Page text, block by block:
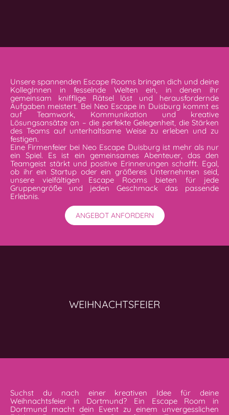
Unsere spannenden Escape Rooms bringen dich und deine
KollegInnen in fesselnde Welten ein, in denen ihr
gemeinsam knifflige Rätsel löst und herausfordernde
Aufgaben meistert. Bei Neo Escape in Duisburg kommt es
auf Teamwork, Kommunikation und kreative
Lösungsansätze an – die perfekte Gelegenheit, die Stärken
des Teams auf unterhaltsame Weise zu erleben und zu
festigen.
Eine Firmenfeier bei Neo Escape Duisburg ist mehr als nur
ein Spiel. Es ist ein gemeinsames Abenteuer, das den
Teamgeist stärkt und positive Erinnerungen schafft. Egal,
ob ihr ein Startup oder ein größeres Unternehmen seid,
unsere vielfältigen Escape Rooms bieten für jede
Gruppengröße und jeden Geschmack das passende
Erlebnis.
ANGEBOT ANFORDERN
WEIHNACHTSFEIER
Suchst du nach einer kreativen Idee für deine
Weihnachtsfeier in Dortmund? Ein Escape Room in
Dortmund macht dein Event zu einem unvergesslichen